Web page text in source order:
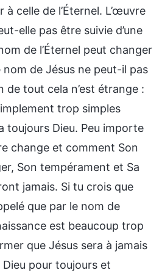
celle de l’Éternel. L’œuvre
elle pas être suivie d’une
de l’Éternel peut changer
nom de Jésus ne peut-il pas
de tout cela n’est étrange :
trop simples
toujours Dieu. Peu importe
change et comment Son
Son tempérament et Sa
jamais. Si tu crois que
que par le nom de
est beaucoup trop
que Jésus sera à jamais
pour toujours et